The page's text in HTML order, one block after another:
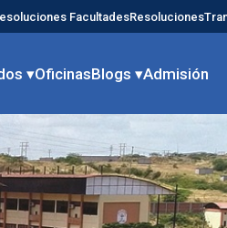
FacultadesResoluciones
▾OficinasBlogs ▾Admisión